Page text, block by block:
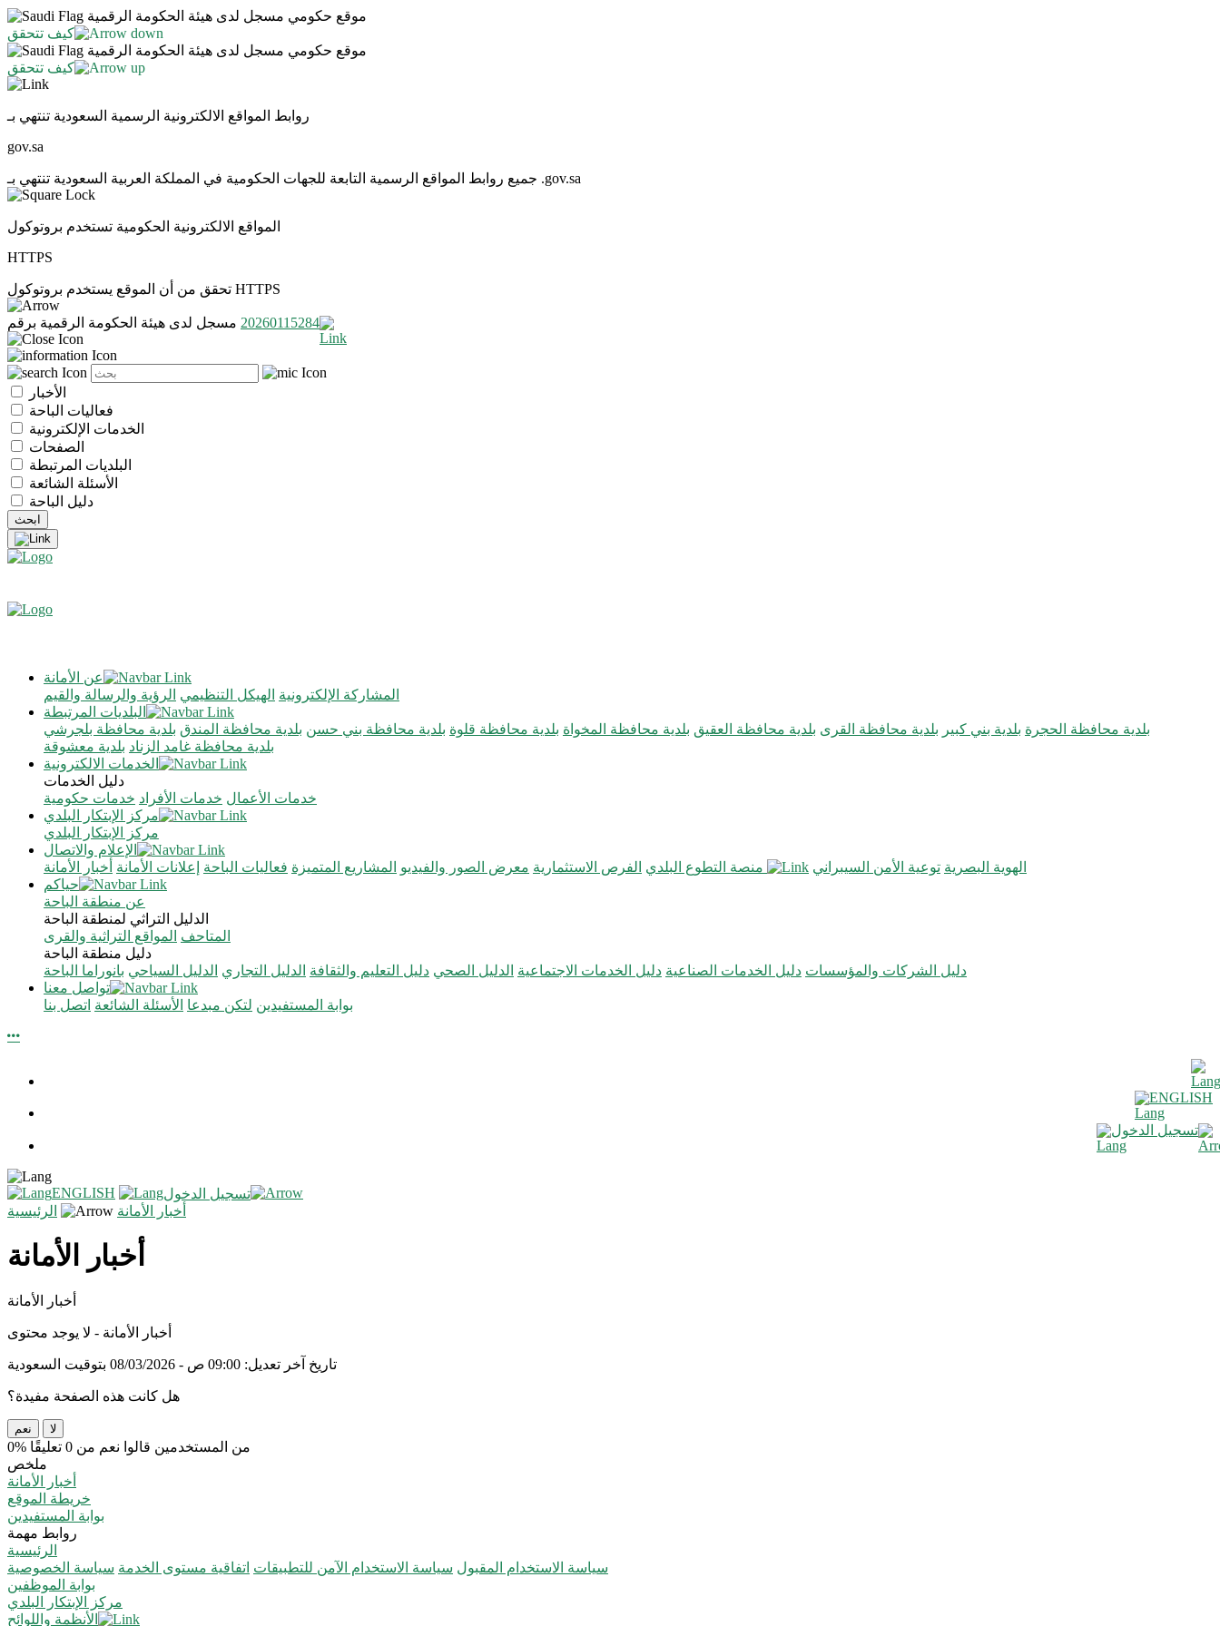
موقع حكومي مسجل لدى هيئة الحكومة الرقمية
كيف تتحقق
موقع حكومي مسجل لدى هيئة الحكومة الرقمية
كيف تتحقق
روابط المواقع الالكترونية الرسمية السعودية تنتهي بـ
gov.sa
جميع روابط المواقع الرسمية التابعة للجهات الحكومية في المملكة العربية السعودية تنتهي بـ .gov.sa
المواقع الالكترونية الحكومية تستخدم بروتوكول
HTTPS
تحقق من أن الموقع يستخدم بروتوكول HTTPS
مسجل لدى هيئة الحكومة الرقمية برقم 20260115284
الأخبار
فعاليات الباحة
الخدمات الإلكترونية
الصفحات
البلديات المرتبطة
الأسئلة الشائعة
دليل الباحة
عن الأمانة
الرؤية والرسالة والقيم الهيكل التنظيمي المشاركة الإلكترونية
البلديات المرتبطة
بلدية محافظة بلجرشي بلدية محافظة المندق بلدية محافظة بني حسن بلدية محافظة قلوة بلدية محافظة المخواة بلدية محافظة العقيق بلدية محافظة القرى بلدية بني كبير بلدية محافظة الحجرة
بلدية معشوقة بلدية محافظة غامد الزناد
الخدمات الالكترونية
دليل الخدمات
خدمات حكومية خدمات الأفراد خدمات الأعمال
مركز الإبتكار البلدي
مركز الإبتكار البلدي
الإعلام والاتصال
أخبار الأمانة إعلانات الأمانة فعاليات الباحة المشاريع المتميزة معرض الصور والفيديو الفرص الاستثمارية منصة التطوع البلدي توعية الأمن السيبراني الهوية البصرية
حياكم
عن منطقة الباحة
الدليل التراثي لمنطقة الباحة
المواقع التراثية والقرى المتاحف
دليل منطقة الباحة
بانوراما الباحة الدليل السياحي الدليل التجاري دليل التعليم والثقافة الدليل الصحي دليل الخدمات الاجتماعية دليل الخدمات الصناعية دليل الشركات والمؤسسات
تواصل معنا
اتصل بنا الأسئلة الشائعة لتكن مبدعا بوابة المستفيدين
ENGLISH
تسجيل الدخول
ENGLISH
تسجيل الدخول
الرئيسية
أخبار الأمانة
أخبار الأمانة
أخبار الأمانة
أخبار الأمانة - لا يوجد محتوى
تاريخ آخر تعديل: 09:00 ص - 08/03/2026 بتوقيت السعودية
هل كانت هذه الصفحة مفيدة؟
نعم لا
0% من المستخدمين قالوا نعم من 0 تعليقًا
ملخص
أخبار الأمانة
خريطة الموقع
بوابة المستفيدين
روابط مهمة
الرئيسية
سياسة الخصوصية اتفاقية مستوى الخدمة سياسة الاستخدام الآمن للتطبيقات سياسة الاستخدام المقبول
بوابة الموظفين
مركز الإبتكار البلدي
الأنظمة واللوائح